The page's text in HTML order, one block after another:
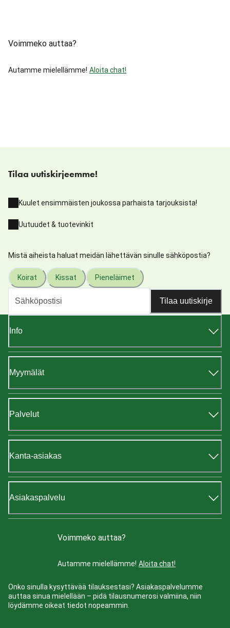
Voimmeko auttaa?
Autamme mielellämme! Aloita chat!
Tilaa uutiskirjeemme!
Kuulet ensimmäisten joukossa parhaista tarjouksista!
Uutuudet & tuotevinkit
Mistä aiheista haluat meidän lähettävän sinulle sähköpostia?
Koirat Kissat Pieneläimet
Tilaa uutiskirje
Info
Myymälät
Palvelut
Kanta-asiakas
Asiakaspalvelu
Voimmeko auttaa?
Autamme mielellämme! Aloita chat!
Onko sinulla kysyttävää tilauksestasi? Asiakaspalvelumme
auttaa sinua mielellään – pidä tilausnumerosi valmiina, niin
löydämme oikeat tiedot nopeammin.